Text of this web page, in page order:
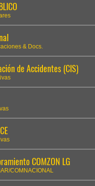
& Docs.
de Accidentes (CIS)
COMZON LG
COMNACIONAL